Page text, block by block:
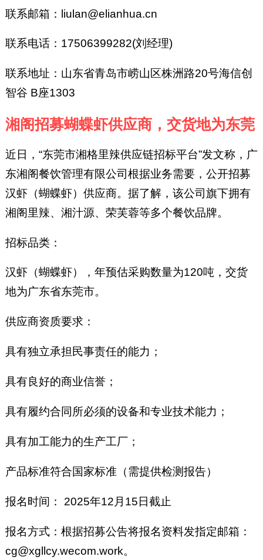
联系邮箱：liulan@elianhua.cn
联系电话：17506399282(刘经理)
联系地址：山东省青岛市崂山区株洲路20号海信创
智谷 B座1303
湘阁招募蝴蝶虾供应商，交货地为东莞
近日，“东莞市湘格里辣供应链招标平台”发文称，广
东湘阁餐饮管理有限公司根据业务需要，公开招募
汉虾（蝴蝶虾）供应商。据了解，该公司旗下拥有
湘阁里辣、湘汁源、荣芙蓉等多个餐饮品牌。
招标品类：
汉虾（蝴蝶虾），年预估采购数量为120吨，交货
地为广东省东莞市。
供应商资质要求：
具有独立承担民事责任的能力；
具有良好的商业信誉；
具有履约合同所必须的设备和专业技术能力；
具有加工能力的生产工厂；
产品标准符合国家标准（需提供检测报告）
报名时间： 2025年12月15日截止
报名方式：根据招募公告将报名资料发指定邮箱：
cg@xgllcy.wecom.work。